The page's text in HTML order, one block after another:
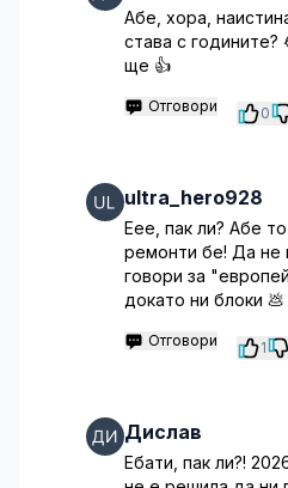
Абе, хора,
става с годините?
ще 👍
Отговори 0
ultra_hero928
Еее, пак ли? Абе
ремонти бе! Да не
говори за
докато ни блоки 💩
Отговори 1
Дислав
Ебати, пак ли?!